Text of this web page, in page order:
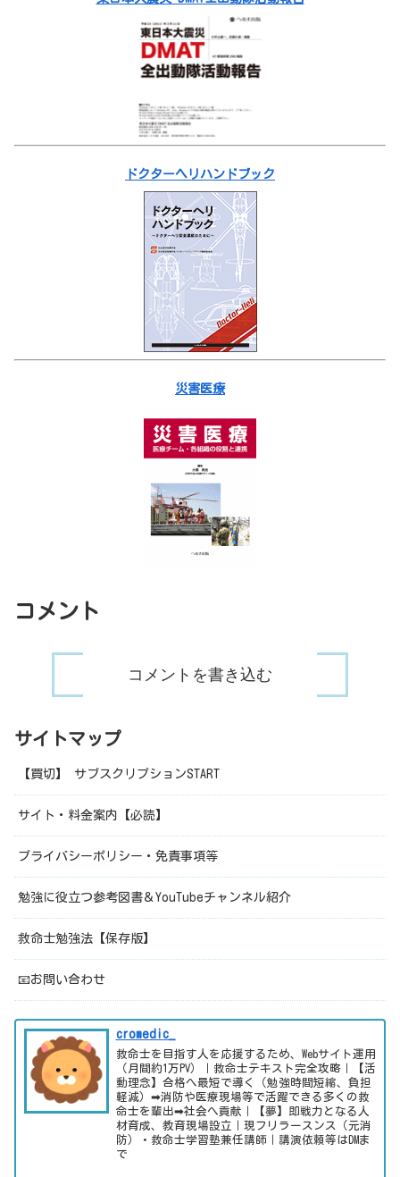
ドクターヘリハンドブック
災害医療
コメント
コメントを書き込む
サイトマップ
【買切】 サブスクリプションSTART
サイト・料金案内【必読】
プライバシーポリシー・免責事項等
勉強に役立つ参考図書＆YouTubeチャンネル紹介
救命士勉強法【保存版】
📧お問い合わせ
cromedic_
救命士を目指す人を応援するため、Webサイト運用
（月間約1万PV）｜救命士テキスト完全攻略｜【活
動理念】合格へ最短で導く（勉強時間短縮、負担
軽減）➡消防や医療現場等で活躍できる多くの救
命士を輩出➡社会へ貢献｜【夢】即戦力となる人
材育成、教育現場設立｜現フリラースンス（元消
防）・救命士学習塾兼任講師｜講演依頼等はDMま
で